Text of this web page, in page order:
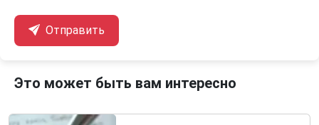
Отправить
Это может быть вам интересно